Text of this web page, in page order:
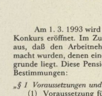
Am 1. 3. 1993 wird
Konkurs eröffnet. Im
aus, daß den
macht wurden, denen
grunde liegt. Diese
Bestimmungen:
„§ 1 Voraussetzungen und
(1) Voraussetzung